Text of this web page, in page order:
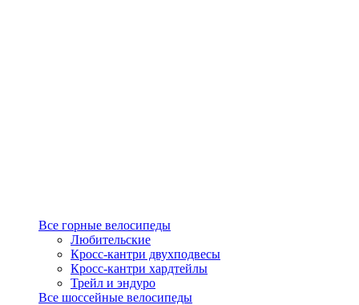
Все горные велосипеды
Любительские
Кросс-кантри двухподвесы
Кросс-кантри хардтейлы
Трейл и эндуро
Все шоссейные велосипеды